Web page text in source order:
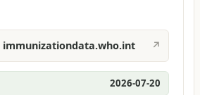
immunizationdata.who.int ↗
2026-07-20